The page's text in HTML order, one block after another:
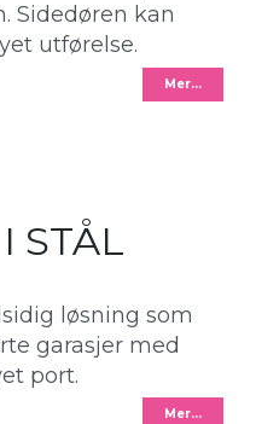
Sidedøren kan
utførelse.
Mer…
STÅL
løsning som
garasjer med
port.
Mer…